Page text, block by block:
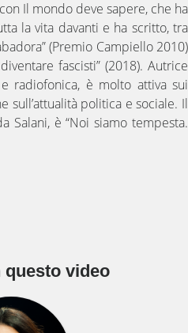
Il mondo deve sapere, che ha
la vita davanti e ha scritto, tra
(Premio Campiello 2010)
fascisti” (2018). Autrice
radiofonica, è molto attiva sui
sull’attualità politica e sociale. Il
Salani, è “Noi siamo tempesta.
questo video